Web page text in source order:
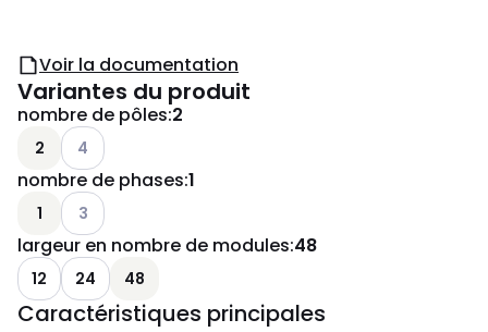
Voir la documentation
Variantes du produit
nombre de pôles:2
2 Voir les options disponibles
4
nombre de phases:1
1 Voir les options disponibles
3
largeur en nombre de modules:48
12 24 48
Caractéristiques principales